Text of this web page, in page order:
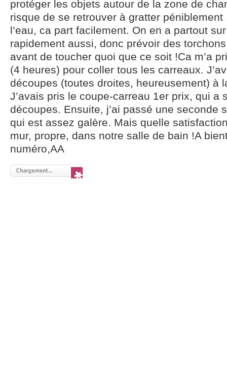
protéger les objets autour de la zone de
risque de se retrouver à gratter péniblement
l’eau, ca part facilement. On en a partout
rapidement aussi, donc prévoir des
avant de toucher quoi que ce soit !Ca m’a
(4 heures) pour coller tous les carreaux.
découpes (toutes droites, heureusement) à
J’avais pris le coupe-carreau 1er prix, qui a
découpes. Ensuite, j’ai passé une seconde
qui est assez galère. Mais quelle
mur, propre, dans notre salle de bain !A
numéro,AA